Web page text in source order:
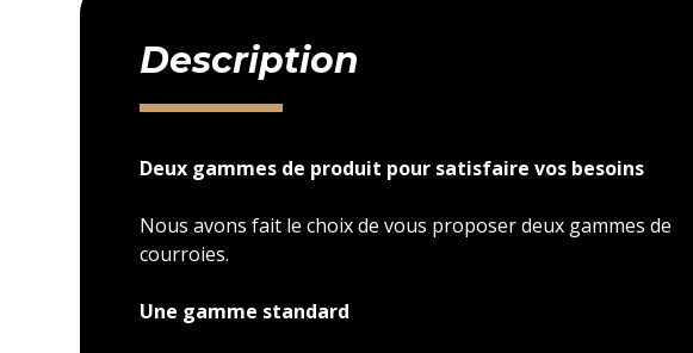
Description
Deux gammes de produit pour satisfaire vos besoins
Nous avons fait le choix de vous proposer deux gammes de
courroies.
Une gamme standard